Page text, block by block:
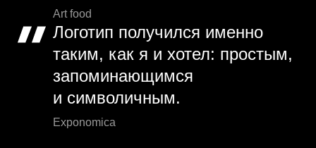
Art food
Логотип получился именно
таким, как я и хотел: простым,
запоминающимся
и символичным.
Exponomica